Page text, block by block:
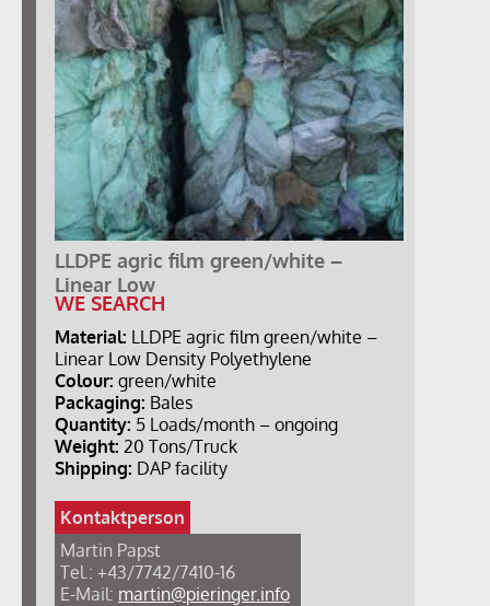
LLDPE agric film green/white –
Linear Low
WE SEARCH
Material: LLDPE agric film green/white –
Linear Low Density Polyethylene
Colour: green/white
Packaging: Bales
Quantity: 5 Loads/month – ongoing
Weight: 20 Tons/Truck
Shipping: DAP facility
Kontaktperson
Martin Papst
Tel.: +43/7742/7410-16
E-Mail: martin@pieringer.info